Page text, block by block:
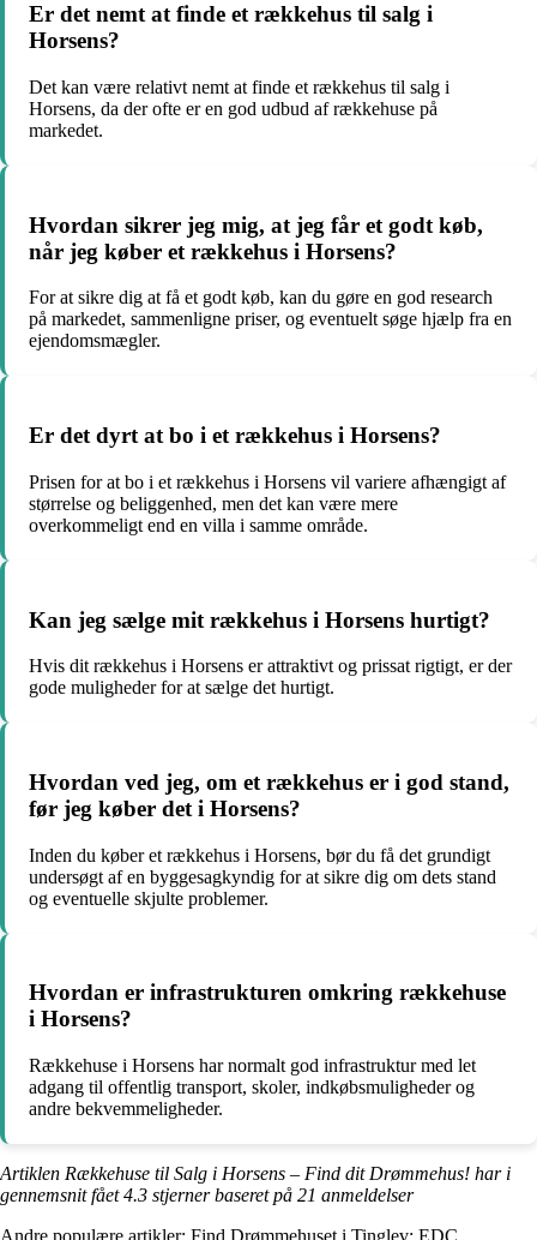
Er det nemt at finde et rækkehus til salg i
Horsens?
Det kan være relativt nemt at finde et rækkehus til salg i
Horsens, da der ofte er en god udbud af rækkehuse på
markedet.
Hvordan sikrer jeg mig, at jeg får et godt køb,
når jeg køber et rækkehus i Horsens?
For at sikre dig at få et godt køb, kan du gøre en god research
på markedet, sammenligne priser, og eventuelt søge hjælp fra en
ejendomsmægler.
Er det dyrt at bo i et rækkehus i Horsens?
Prisen for at bo i et rækkehus i Horsens vil variere afhængigt af
størrelse og beliggenhed, men det kan være mere
overkommeligt end en villa i samme område.
Kan jeg sælge mit rækkehus i Horsens hurtigt?
Hvis dit rækkehus i Horsens er attraktivt og prissat rigtigt, er der
gode muligheder for at sælge det hurtigt.
Hvordan ved jeg, om et rækkehus er i god stand,
før jeg køber det i Horsens?
Inden du køber et rækkehus i Horsens, bør du få det grundigt
undersøgt af en byggesagkyndig for at sikre dig om dets stand
og eventuelle skjulte problemer.
Hvordan er infrastrukturen omkring rækkehuse
i Horsens?
Rækkehuse i Horsens har normalt god infrastruktur med let
adgang til offentlig transport, skoler, indkøbsmuligheder og
andre bekvemmeligheder.
Artiklen Rækkehuse til Salg i Horsens – Find dit Drømmehus! har i
gennemsnit fået4.3 stjerner baseret på 21 anmeldelser